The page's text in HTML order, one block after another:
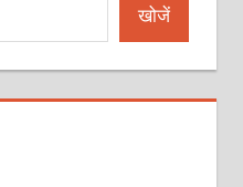
खोजें